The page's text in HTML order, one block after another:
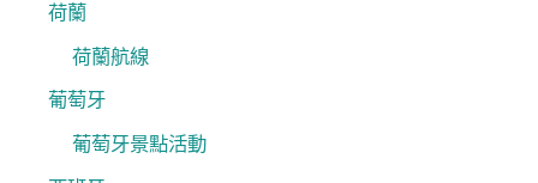
荷蘭
荷蘭航線
葡萄牙
葡萄牙景點活動